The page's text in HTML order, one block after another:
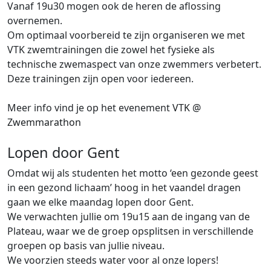
Vanaf 19u30 mogen ook de heren de aflossing
overnemen.
Om optimaal voorbereid te zijn organiseren we met
VTK zwemtrainingen die zowel het fysieke als
technische zwemaspect van onze zwemmers verbetert.
Deze trainingen zijn open voor iedereen.
Meer info vind je op het evenementVTK @
Zwemmarathon
Lopen door Gent
Omdat wij als studenten het motto ‘een gezonde geest
in een gezond lichaam’ hoog in het vaandel dragen
gaan we elke maandag lopen door Gent.
We verwachten jullie om 19u15 aan de ingang van de
Plateau, waar we de groep opsplitsen in verschillende
groepen op basis van jullie niveau.
We voorzien steeds water voor al onze lopers!